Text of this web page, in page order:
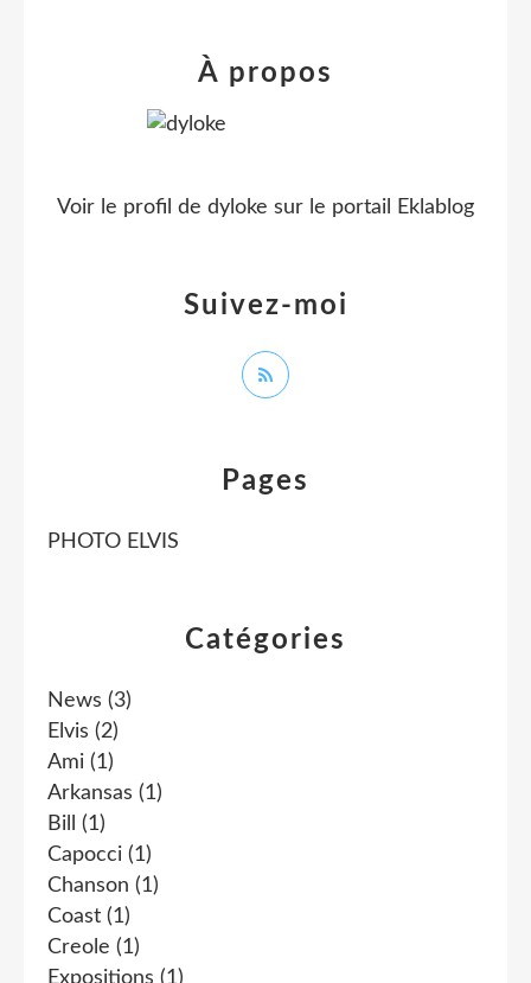
Catégories
News (3)
Elvis (2)
Ami (1)
Arkansas (1)
Bill
(1)
Capocci (1)
Chanson (1)
Coast (1)
Creole (1)
Expositions (1)
Pages
PHOTO ELVIS
Suivez-moi
À propos
Voir le profil de dyloke sur le portail Eklablog